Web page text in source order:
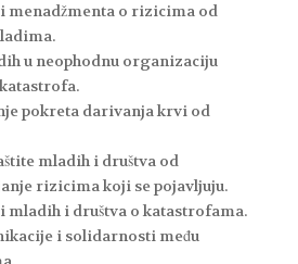
menadžmenta o rizicima od
u neophodnu organizaciju
pokreta darivanja krvi od
mladih i društva od
rizicima koji se pojavljuju.
mladih i društva o katastrofama.
i solidarnosti među